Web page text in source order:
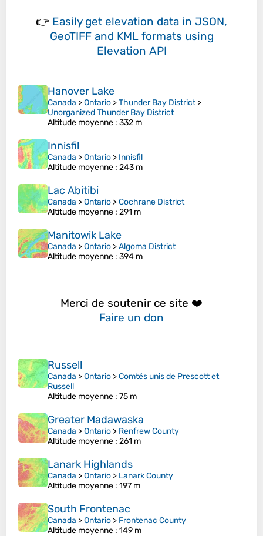
👉 Easily get elevation data in JSON,
GeoTIFF and KML formats using
Elevation API
Hanover Lake
Canada >Ontario >Thunder Bay District>
Unorganized Thunder Bay District
Altitude moyenne : 332 m
Innisfil
Canada >Ontario > Innisfil
Altitude moyenne : 243 m
Lac Abitibi
Canada >Ontario >Cochrane District
Altitude moyenne : 291 m
Manitowik Lake
Canada >Ontario >Algoma District
Altitude moyenne : 394 m
Merci de soutenir ce site ❤️
Faire un don
Russell
Canada >Ontario >Comtés unis de Prescott et
Russell
Altitude moyenne : 75 m
Greater Madawaska
Canada >Ontario > Renfrew County
Altitude moyenne : 261 m
Lanark Highlands
Canada >Ontario > Lanark County
Altitude moyenne : 197 m
South Frontenac
Canada >Ontario > Frontenac County
Altitude moyenne : 149 m